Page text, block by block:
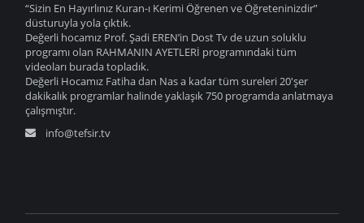
“Sizin En Hayırlınız Kuran-ı Kerimi Öğrenen ve Öğreteninizdir”
düsturuyla yola çıktık.
Değerli hocamız Prof. Şadi EREN’in Dost Tv de uzun soluklu
programı olan RAHMANIN AYETLERİ programındaki tüm
videoları burada topladık.
Değerli Hocamız Fatiha dan Nas a kadar tüm sureleri 20'şer
dakikalık programlar halinde yaklaşık 750 programda anlatmaya
çalışmıştır.
info@tefsir.tv